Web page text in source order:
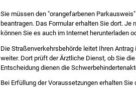
Sie müssen den "orangefarbenen
beantragen. Das Formular erhalten Sie dort.
können Sie es auch im Internet herunterladen
Die Straßenverkehrsbehörde leitet Ihren Antrag
weiter. Dort prüft der Ärztliche Dienst, ob Sie
Entscheidung dienen die Schwerbehindertenak
Bei Erfüllung der Voraussetzungen erhalten